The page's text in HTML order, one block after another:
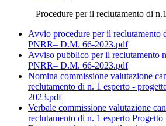
Procedure per il reclutamento di
Avvio procedure per il reclutamento
PNRR– D.M. 66-2023.pdf
Avviso pubblico per il reclutamento
PNRR– D.M. 66-2023.pdf
Nomina commissione valutazione
reclutamento di n. 1 esperto -
2023.pdf
Verbale commissione valutazione
reclutamento di n. 1 esperto